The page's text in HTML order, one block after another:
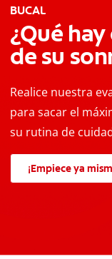
BUCAL
¿Qué
de su
Realice nuestra
para sacar el
su rutina de
¡Empiece ya